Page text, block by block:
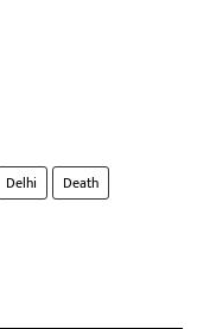
Delhi
Death